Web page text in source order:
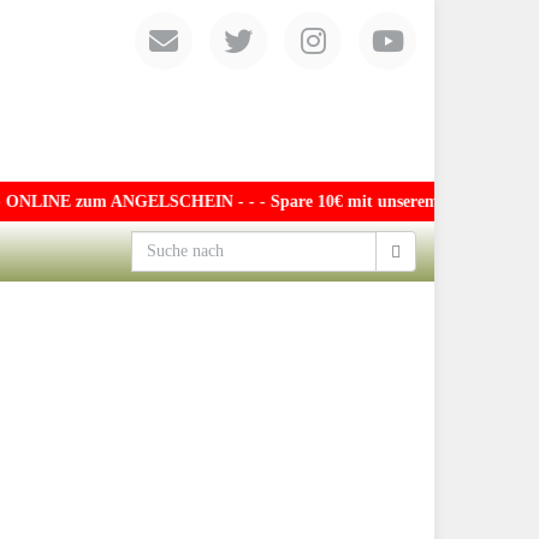
zum ANGELSCHEIN - - - Spare 10€ mit unserem exklusiven